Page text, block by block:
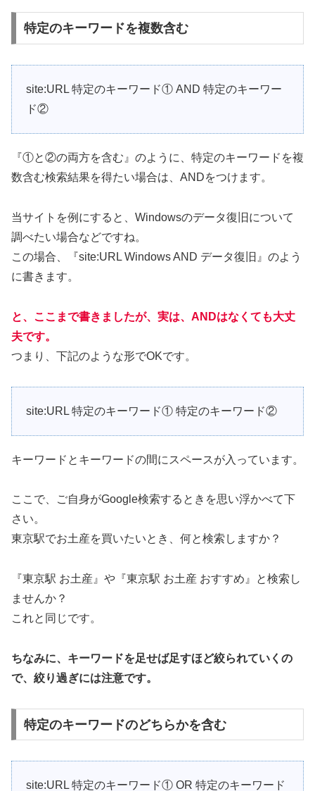
特定のキーワードを複数含む
site:URL 特定のキーワード① AND 特定のキーワー
ド②
『①と②の両方を含む』のように、特定のキーワードを複
数含む検索結果を得たい場合は、ANDをつけます。
当サイトを例にすると、Windowsのデータ復旧について
調べたい場合などですね。
この場合、『site:URL Windows AND データ復旧』のよう
に書きます。
と、ここまで書きましたが、実は、ANDはなくても大丈
夫です。
つまり、下記のような形でOKです。
site:URL 特定のキーワード① 特定のキーワード②
キーワードとキーワードの間にスペースが入っています。
ここで、ご自身がGoogle検索するときを思い浮かべて下
さい。
東京駅でお土産を買いたいとき、何と検索しますか？
『東京駅 お土産』や『東京駅 お土産 おすすめ』と検索し
ませんか？
これと同じです。
ちなみに、キーワードを足せば足すほど絞られていくの
で、絞り過ぎには注意です。
特定のキーワードのどちらかを含む
site:URL 特定のキーワード① OR 特定のキーワード